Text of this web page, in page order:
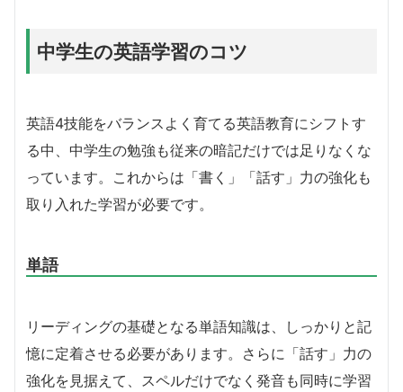
中学生の英語学習のコツ
英語4技能をバランスよく育てる英語教育にシフトす
る中、中学生の勉強も従来の暗記だけでは足りなくな
っています。これからは「書く」「話す」力の強化も
取り入れた学習が必要です。
単語
リーディングの基礎となる単語知識は、しっかりと記
憶に定着させる必要があります。さらに「話す」力の
強化を見据えて、スペルだけでなく発音も同時に学習